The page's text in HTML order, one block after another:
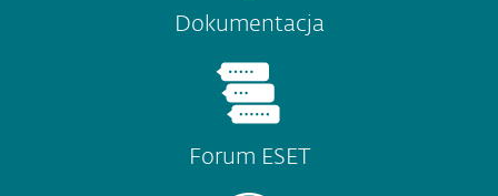
Dokumentacja
Forum ESET